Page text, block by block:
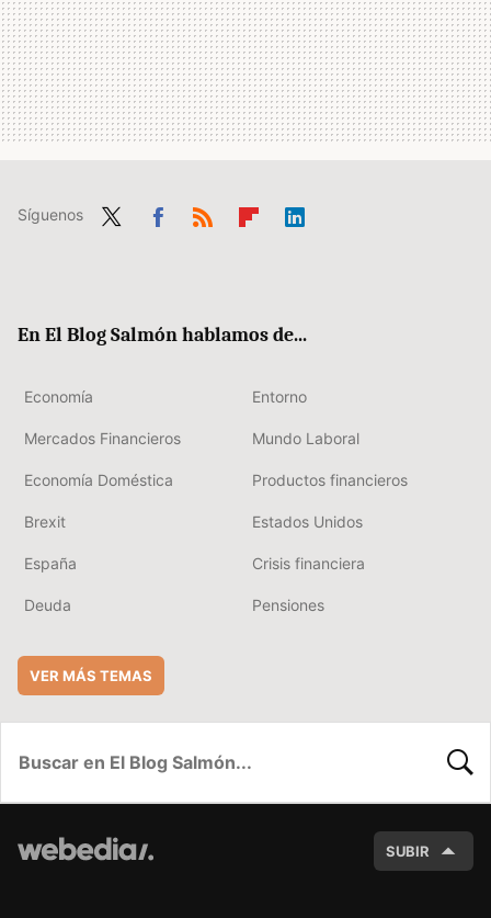
Síguenos
En El Blog Salmón hablamos de...
Economía Entorno
Mercados Financieros Mundo Laboral
Economía Doméstica Productos financieros
Brexit Estados Unidos
España Crisis financiera
Deuda Pensiones
VER MÁS TEMAS
SUBIR